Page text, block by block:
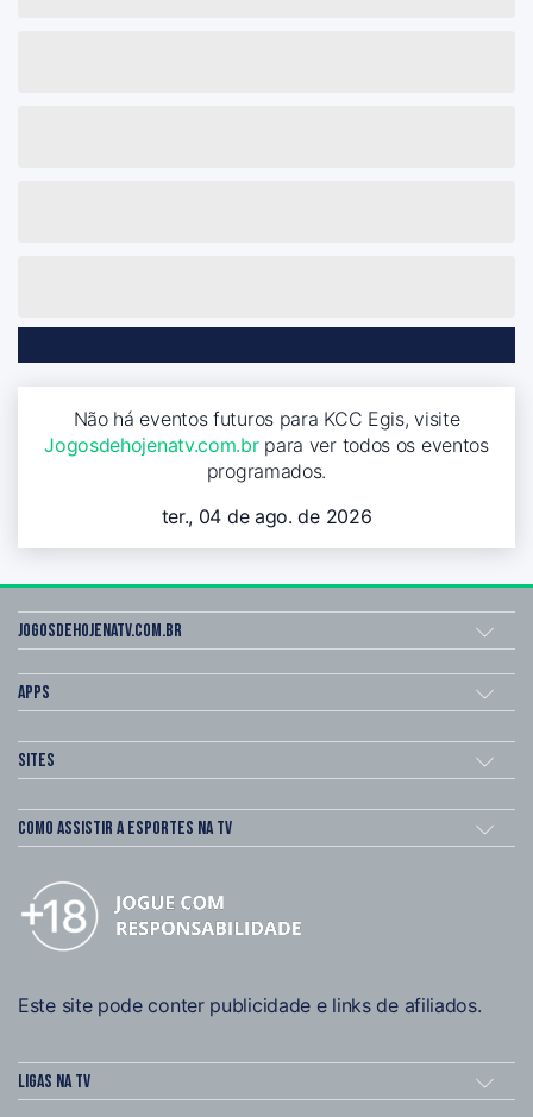
Não há eventos futuros para KCC Egis, visite
Jogosdehojenatv.com.brpara ver todos os eventos
programados.
ter., 04 de ago. de 2026
Jogosdehojenatv.com.br
Apps
Sites
Como assistir a esportes na TV
Este site pode conter publicidade e links de afiliados.
Ligas na TV